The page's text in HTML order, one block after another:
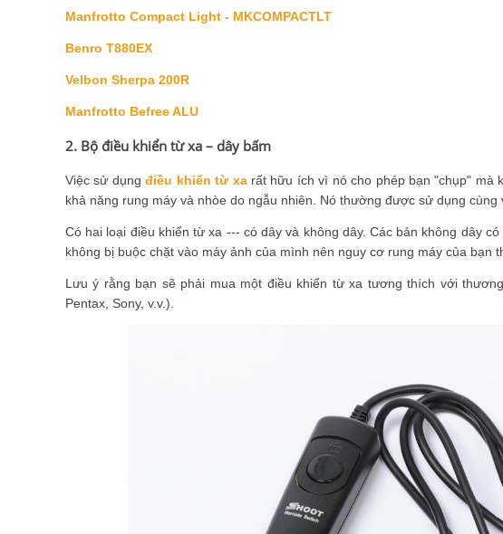
Manfrotto Compact Light - MKCOMPACTLT
Benro T880EX
Velbon Sherpa 200R
Manfrotto Befree ALU
2. Bộ điều khiển từ xa – dây bấm
Việc sử dụngđiều khiển từ xarất hữu ích vì nó cho phép bạn "chụp" mà
khả năng rung máy và nhòe do ngẫu nhiên. Nó thường được sử dụng cùng
Có hai loại điều khiển từ xa --- có dây và không dây. Các bản không dây
không bị buộc chặt vào máy ảnh của mình nên nguy cơ rung máy của bạn
Lưu ý rằng bạn sẽ phải mua một điều khiển từ xa tương thích với
Pentax, Sony, v.v.).